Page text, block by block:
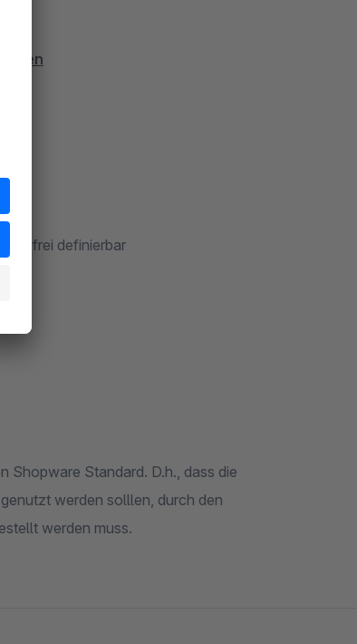
Url frei definierbar
Shopware Standard. D.h., dass die
werden solllen, durch den
werden muss.